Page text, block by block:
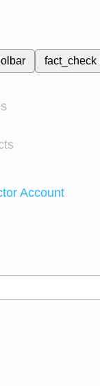
fact_check
Account